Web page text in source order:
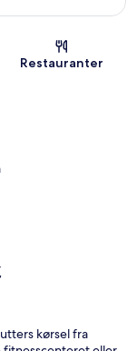
Restauranter
kørsel fra